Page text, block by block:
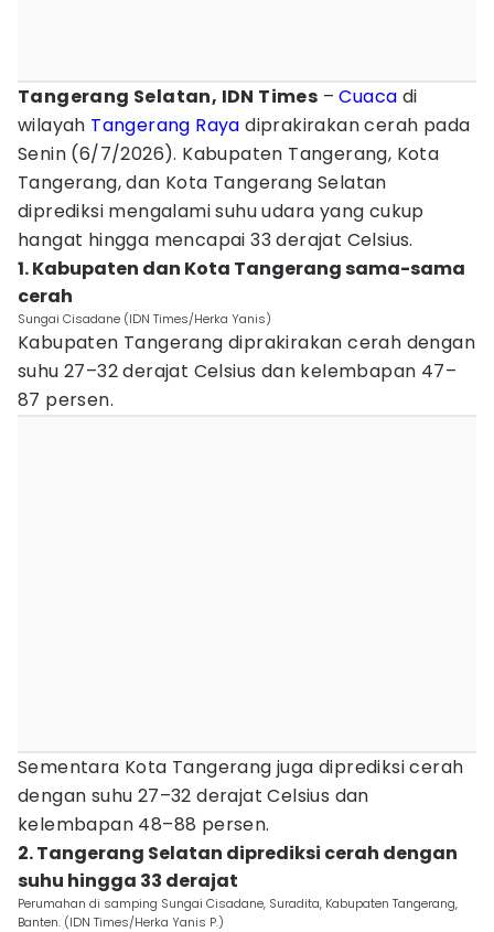
Tangerang Selatan, IDN Times –Cuaca di
wilayah Tangerang Raya diprakirakan cerah pada
Senin (6/7/2026). Kabupaten Tangerang, Kota
Tangerang, dan Kota Tangerang Selatan
diprediksi mengalami suhu udara yang cukup
hangat hingga mencapai 33 derajat Celsius.
1. Kabupaten dan Kota Tangerang sama-sama
cerah
Sungai Cisadane (IDN Times/Herka Yanis)
Kabupaten Tangerang diprakirakan cerah dengan
suhu 27–32 derajat Celsius dan kelembapan 47–
87 persen.
Sementara Kota Tangerang juga diprediksi cerah
dengan suhu 27–32 derajat Celsius dan
kelembapan 48–88 persen.
2. Tangerang Selatan diprediksi cerah dengan
suhu hingga 33 derajat
Perumahan di samping Sungai Cisadane, Suradita, Kabupaten Tangerang,
Banten. (IDN Times/Herka Yanis P.)